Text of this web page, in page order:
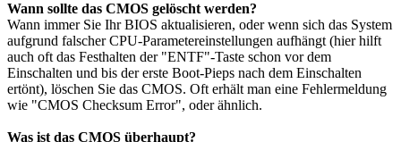
Wann sollte das CMOS gelöscht werden?
Wann immer Sie Ihr BIOS aktualisieren, oder wenn sich das System
aufgrund falscher CPU-Parametereinstellungen aufhängt (hier hilft
auch oft das Festhalten der "ENTF"-Taste schon vor dem
Einschalten und bis der erste Boot-Pieps nach dem Einschalten
ertönt), löschen Sie das CMOS. Oft erhält man eine Fehlermeldung
wie "CMOS Checksum Error", oder ähnlich.
Was ist das CMOS überhaupt?